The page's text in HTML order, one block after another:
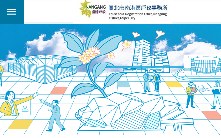
跳到主要內容區塊
:::